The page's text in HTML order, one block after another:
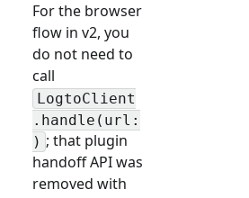
For the browser
flow in v2, you
do not need to
call
LogtoClient
.handle(url:
) ; that plugin
handoff API was
removed with